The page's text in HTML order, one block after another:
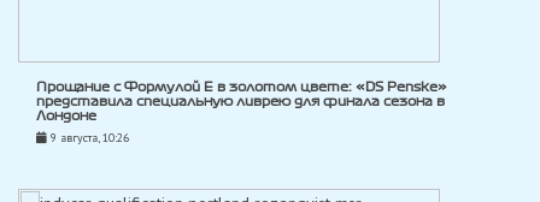
Прощание с Формулой E в золотом цвете: «DS Penske»
представила специальную ливрею для финала сезона в
Лондоне
9 августа, 10:26